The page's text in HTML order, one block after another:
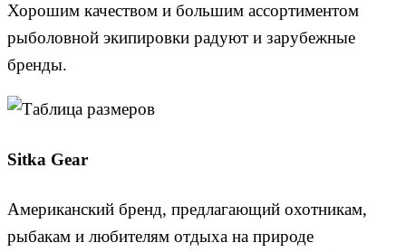
Хорошим качеством и большим ассортиментом
рыболовной экипировки радуют и зарубежные
бренды.
Sitka Gear
Американский бренд, предлагающий охотникам,
рыбакам и любителям отдыха на природе